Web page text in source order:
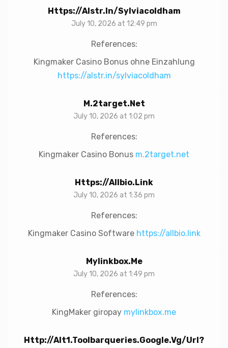
Https://alstr.in/sylviacoldham
July 10, 2026 at 12:49 pm
References:
Kingmaker Casino Bonus ohne Einzahlung
https://alstr.in/sylviacoldham
M.2target.net
July 10, 2026 at 1:02 pm
References:
Kingmaker Casino Bonus m.2target.net
Https://allbio.link
July 10, 2026 at 1:36 pm
References:
Kingmaker Casino Software https://allbio.link
Mylinkbox.me
July 10, 2026 at 1:49 pm
References:
KingMaker giropay mylinkbox.me
Http://alt1.toolbarqueries.google.vg/url?